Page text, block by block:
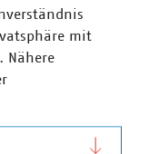
mit
Nähere